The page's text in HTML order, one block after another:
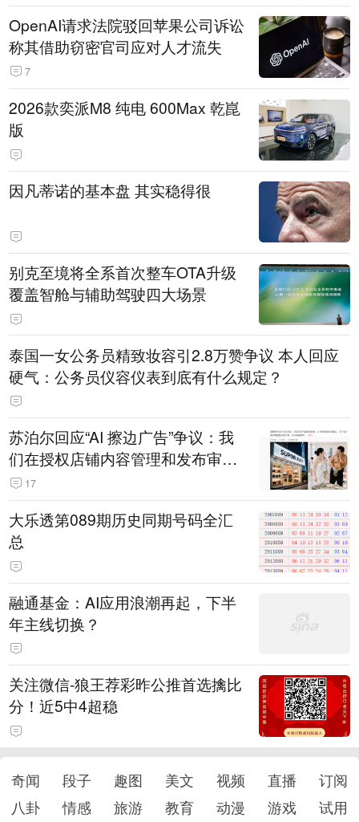
OpenAI请求法院驳回苹果公司诉讼
称其借助窃密官司应对人才流失
7
2026款奕派M8 纯电 600Max 乾崑
版
因凡蒂诺的基本盘 其实稳得很
别克至境将全系首次整车OTA升级
覆盖智舱与辅助驾驶四大场景
泰国一女公务员精致妆容引2.8万赞争议 本人回应
硬气：公务员仪容仪表到底有什么规定？
苏泊尔回应“AI 擦边广告”争议：我
们在授权店铺内容管理和发布审核
机制上仍有疏漏
17
大乐透第089期历史同期号码全汇
总
融通基金：AI应用浪潮再起，下半
年主线切换？
关注微信-狼王荐彩昨公推首选擒比
分！近5中4超稳
奇闻 段子 趣图 美文 视频 直播
订阅
八卦
情感 旅游 教育 动漫 游戏 试用